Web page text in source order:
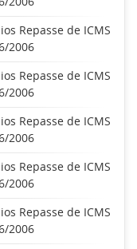
Repasse de ICMS
2006
Repasse de ICMS
2006
Repasse de ICMS
2006
Repasse de ICMS
2006
Repasse de ICMS
2006